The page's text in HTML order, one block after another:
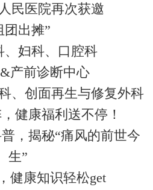
民医院再次获邀
团出摊”
、妇科、口腔科
产前诊断中心
、创面再生与修复外科
健康福利送不停！
，揭秘“痛风的前世今
生”
健康知识轻松get